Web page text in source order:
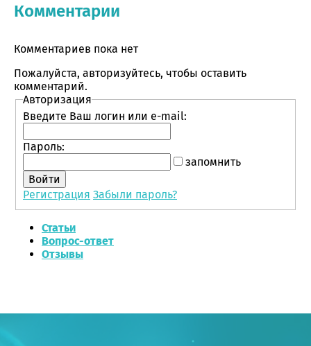
Комментарии
Комментариев пока нет
Пожалуйста, авторизуйтесь, чтобы оставить
комментарий.
Авторизация
Введите Ваш логин или e-mail:
Пароль:
запомнить
Регистрация Забыли пароль?
Статьи
Вопрос-ответ
Отзывы